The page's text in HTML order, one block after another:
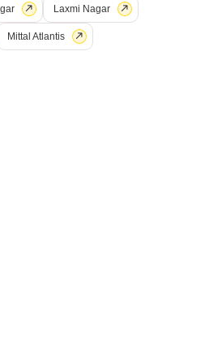
एरिया
Laxmi Nagar
Mittal Atlantis